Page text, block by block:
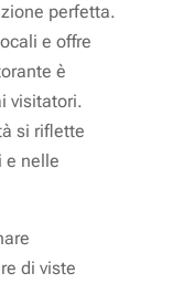
perfetta.
e offre
è
visitatori.
si riflette
e nelle
di viste